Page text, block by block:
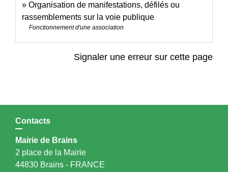
Organisation de manifestations, défilés ou
rassemblements sur la voie publique
Fonctionnement d'une association
Signaler une erreur sur cette page
Contacts
Mairie de Brains
2 place de la Mairie
44830 Brains - FRANCE